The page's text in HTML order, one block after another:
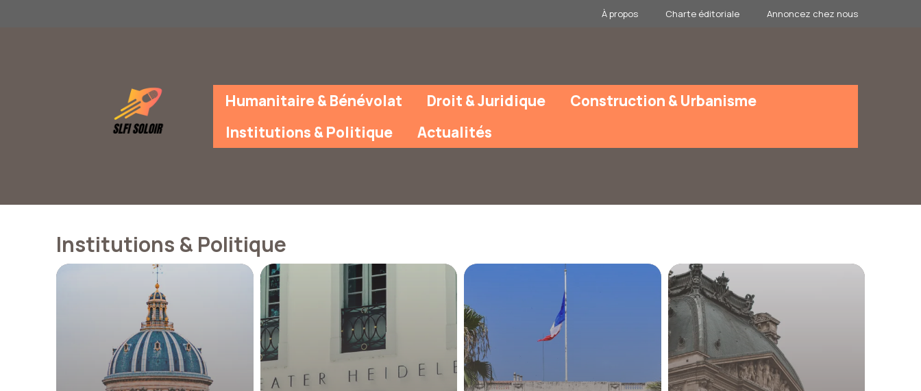
À propos Charte éditoriale Annoncez chez nous
Humanitaire & Bénévolat Droit & Juridique
Construction & Urbanisme
Institutions & Politique
Actualités
Institutions & Politique